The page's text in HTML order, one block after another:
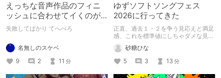
えっちな音声作品のフィニ
ッシュに合わせてイくのが
下手すぎる【失敗した話】
失敗してばかり てへぺろ
名無しのスケベ
9
2 11 分
ゆずソフトソングフェス
2026に行ってきた
正直、過去１・２を争う見応えと満足
感、これを標準値にしちゃダメな見本
砂糖ひな
5
3 13 分